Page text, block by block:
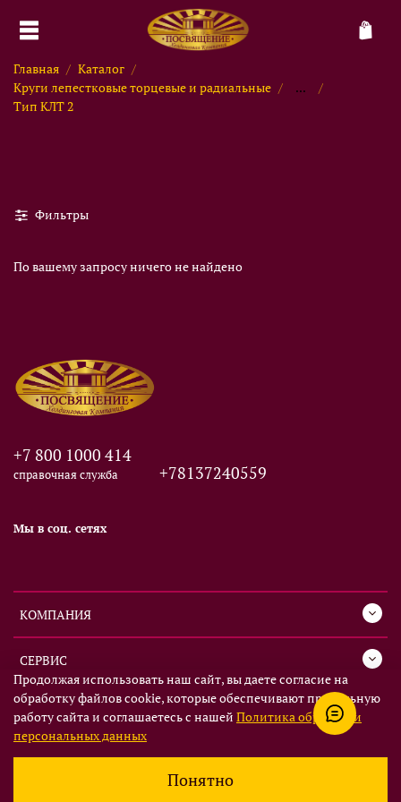
Главная
Каталог
Круги лепестковые торцевые и радиальные
...
Тип КЛТ 2
Фильтры
По вашему запросу ничего не найдено
КОМПАНИЯ
СЕРВИС
ИНФОРМАЦИЯ
+7 800 1000 414
справочная служба +78137240559
Мы в соц. сетях
Продолжая использовать наш сайт, вы даете согласие на
обработку файлов cookie, которые обеспечивают правильную
работу сайта и соглашаетесь с нашей Политика обработки
персональных данных
Понятно